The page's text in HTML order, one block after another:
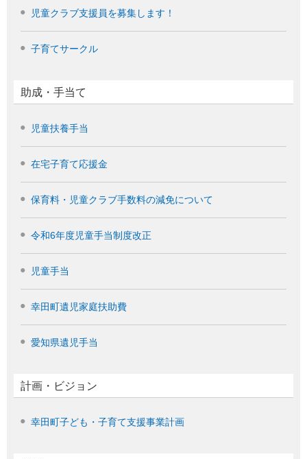
児童クラブ支援員を募集します！
子育てサークル
助成・手当て
児童扶養手当
在宅子育て応援金
保育料・児童クラブ手数料の減免について
令和6年度児童手当制度改正
児童手当
幸田町遺児家庭扶助費
愛知県遺児手当
計画・ビジョン
幸田町子ども・子育て支援事業計画